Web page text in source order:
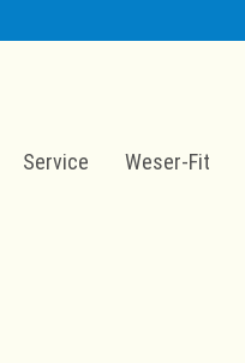
Service Weser-Fit